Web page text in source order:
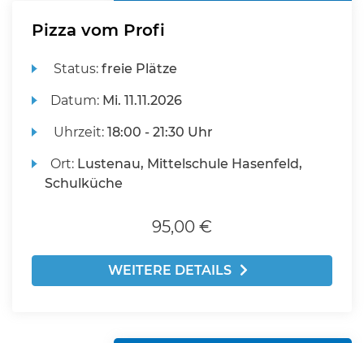
Pizza vom Profi
Status:freie Plätze
Datum: Mi. 11.11.2026
Uhrzeit:18:00 - 21:30 Uhr
Ort: Lustenau, Mittelschule Hasenfeld,
Schulküche
95,00 €
WEITERE DETAILS